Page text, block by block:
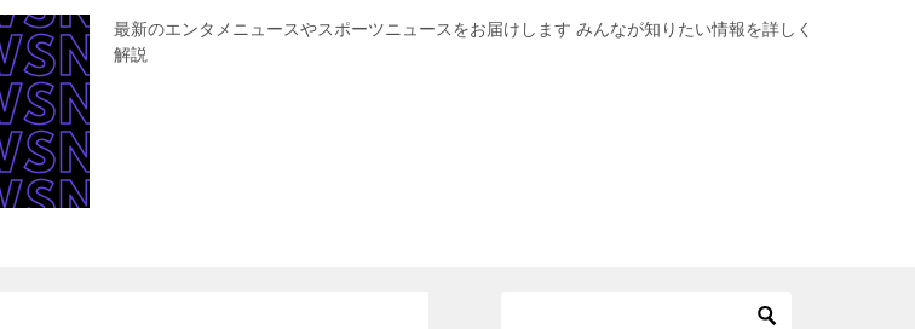
最新のエンタメニュースやスポーツニュースをお届けします みんなが知りたい情報を詳しく
解説